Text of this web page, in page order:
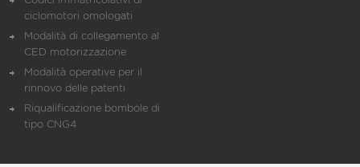
ciclomotori omologati
Modalità di collegamento al
CED motorizzazione
Modalità operative per il
rinnovo delle patenti
Riqualificazione bombole di
tipo CNG4